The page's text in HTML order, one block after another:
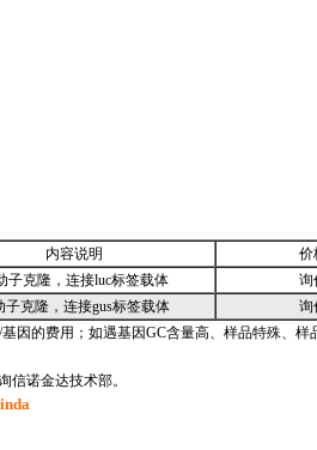
内容说明 价
子克隆，连接luc标签载体 询
子克隆，连接gus标签载体 询
因的费用；如遇基因GC含量高、样品特殊、
信诺金达技术部。